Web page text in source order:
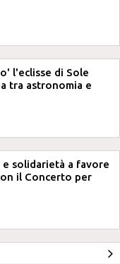
l'eclisse di Sole
tra astronomia e
e solidarietà a favore
il Concerto per